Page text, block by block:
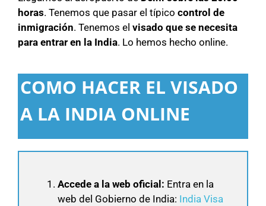
horas. Tenemos que pasar el típico control de
inmigración. Tenemos el visado que se necesita
para entrar en la India. Lo hemos hecho online.
COMO HACER EL VISADO
A LA INDIA ONLINE
Accede a la web oficial: Entra en la
web del Gobierno de India: India Visa